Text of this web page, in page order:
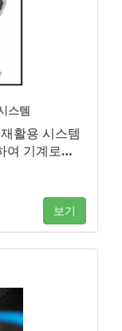
스템
활용 시스템
여 기계로…
보기